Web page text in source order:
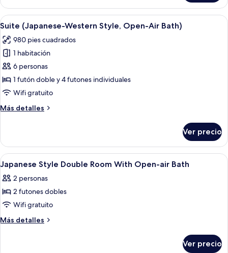
(Japanese
Style,
Open-
Bath)
Abrir
todas
las
fotos
de
Suite
(Japanese-
Style,
Bath)
Una habitación japonesa tradicional
5
Suite (Japanese-Western Style, Open-Air Bath)
980 pies cuadrados
1 habitación
6 personas
1 futón doble y 4 futones individuales
Wifi gratuito
Más detalles
Más
(Japanese-
Western
Style,
Open-
Air
Bath)
Ver precio
Abrir
todas
las
fotos
de
Japanese
Una habitación tradicional japonesa
1
Japanese Style Double Room With Open-air Bath
2 personas
2 futones dobles
Wifi gratuito
Más detalles
Más
Ver precio